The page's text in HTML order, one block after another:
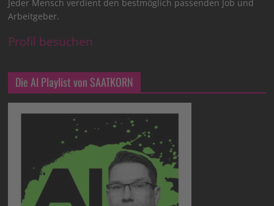
Jeder Mensch verdient den bestmöglich passenden Job und
Arbeitgeber.
Profil besuchen
Die AI Playlist von SAATKORN